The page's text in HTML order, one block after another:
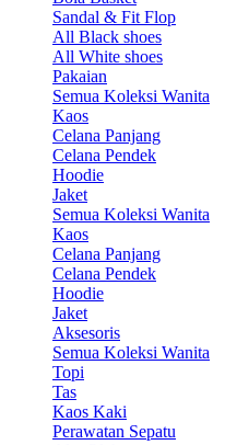
Sandal & Fit Flop
All Black shoes
All White shoes
Pakaian
Semua Koleksi Wanita
Kaos
Celana Panjang
Celana Pendek
Hoodie
Jaket
Semua Koleksi Wanita
Kaos
Celana Panjang
Celana Pendek
Hoodie
Jaket
Aksesoris
Semua Koleksi Wanita
Topi
Tas
Kaos Kaki
Perawatan Sepatu